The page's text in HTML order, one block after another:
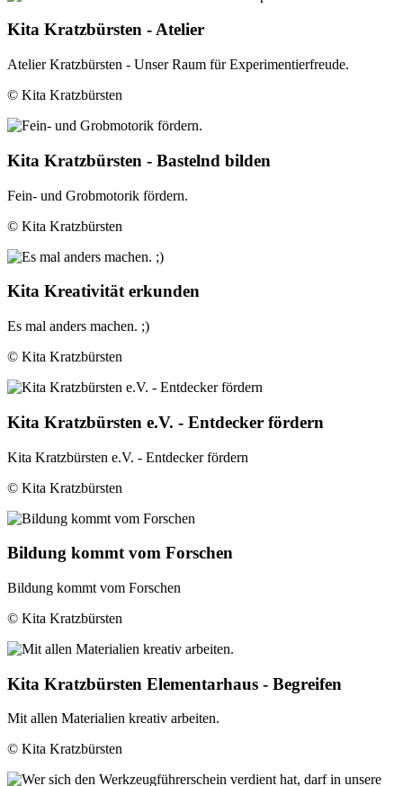
Kita Kratzbürsten - Atelier
Atelier Kratzbürsten - Unser Raum für Experimentierfreude.
© Kita Kratzbürsten
Kita Kratzbürsten - Bastelnd bilden
Fein- und Grobmotorik fördern.
© Kita Kratzbürsten
Kita Kreativität erkunden
Es mal anders machen. ;)
© Kita Kratzbürsten
Kita Kratzbürsten e.V. - Entdecker fördern
Kita Kratzbürsten e.V. - Entdecker fördern
© Kita Kratzbürsten
Bildung kommt vom Forschen
Bildung kommt vom Forschen
© Kita Kratzbürsten
Kita Kratzbürsten Elementarhaus - Begreifen
Mit allen Materialien kreativ arbeiten.
© Kita Kratzbürsten